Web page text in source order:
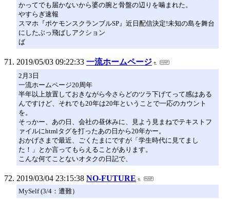
かってでも届かないから婆の腕と骨盤の辺りを噛まれた。
やすらぎ速報
スマホ『ポケモンスクランブルSP』近日配信決定!未知の島を舞台
にしたぶっ飛ばしアクション
ば
2019/05/03 09:22:33 一流ホームページ
2月3日
一流ホームページ20周年
半年以上放置しておきながら今さらどのツラ下げてって感はある
んですけど、それでも20年は20年ということで一応のカウント
を。
そっかー、あの日、会社の昼休みに、見よう見まねでテキストフ
ァイルにhtmlタグを打ったあの日から20年かー。
おかげさまで最近、ごくたまにですが「学生時代に見てまし
た！」とか言ってもらえることがあります。
こんな何てことないオタクの日記で、
2019/03/04 23:15:38 NO-FUTURE
MySelf (3/4：遭難）